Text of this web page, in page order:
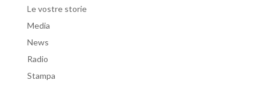
Le vostre storie
Media
News
Radio
Stampa